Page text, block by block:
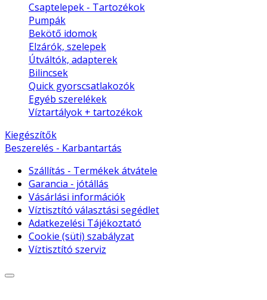
Csaptelepek - Tartozékok
Pumpák
Bekötő idomok
Elzárók, szelepek
Útváltók, adapterek
Bilincsek
Quick gyorscsatlakozók
Egyéb szerelékek
Víztartályok + tartozékok
Kiegészítők
Beszerelés - Karbantartás
Szállítás - Termékek átvátele
Garancia - jótállás
Vásárlási információk
Víztisztító választási segédlet
Adatkezelési Tájékoztató
Cookie (süti) szabályzat
Víztisztító szerviz